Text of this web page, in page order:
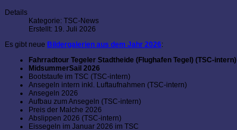
Details
Kategorie: TSC-News
Erstellt: 19. Juli 2026
Es gibt neue Bildergalerien aus dem Jahr 2026:
Fahrradtour Tegeler Stadtheide (Flughafen Tegel) (TSC-intern)
MidsummerSail 2026
Bootstaufe im TSC (TSC-intern)
Ansegeln intern inkl. Luftaufnahmen (TSC-intern)
Ansegeln 2026
Aufbau zum Ansegeln (TSC-intern)
Preis der Malche 2026
Abslippen 2026 (TSC-intern)
Eissegeln im Januar 2026 im TSC